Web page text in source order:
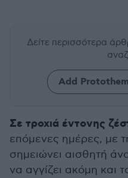
Δείτε περισσότερα
Add
Σε τροχιά έντονης
επόμενες ημέρες, με
σημειώνει αισθητή
να αγγίζει ακόμη και